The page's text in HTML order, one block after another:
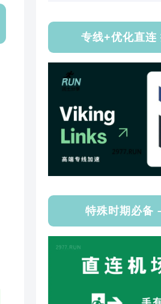
专线+优化直连
特殊时期必备